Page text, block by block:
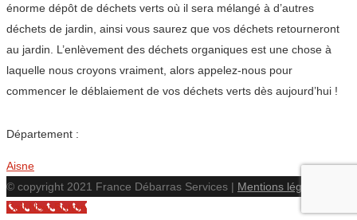
énorme dépôt de déchets verts où il sera mélangé à d’autres
déchets de jardin, ainsi vous saurez que vos déchets retourneront
au jardin. L’enlèvement des déchets organiques est une chose à
laquelle nous croyons vraiment, alors appelez-nous pour
commencer le déblaiement de vos déchets verts dès aujourd’hui !
Département :
Aisne
© copyright 2021 France Débarras Services | Mentions légales
Call Now Button